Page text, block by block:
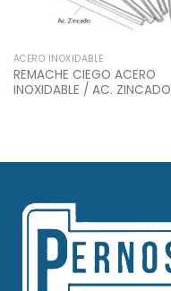
ACERO INOXIDABLE
REMACHE CIEGO ACERO
INOXIDABLE / AC. ZINCADO